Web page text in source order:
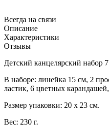
Всегда на связи
Описание
Характеристики
Отзывы
Детский канцелярский набор
В наборе: линейка 15 см, 2
ластик, 6 цветных
Размер упаковки: 20 х 23 см.
Вес: 230 г.